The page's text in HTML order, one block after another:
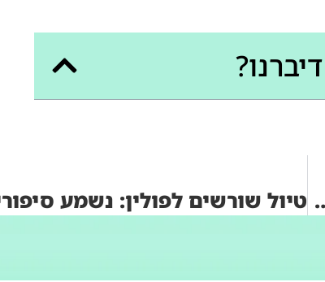
את ההווי המקומי